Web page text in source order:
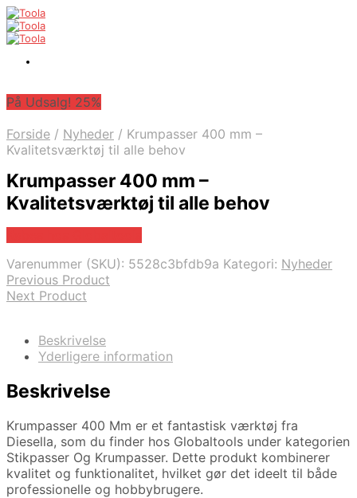
På Udsalg! 25%
Forside / Nyheder / Krumpasser 400 mm –
Kvalitetsværktøj til alle behov
Krumpasser 400 mm –
Kvalitetsværktøj til alle behov
Varenummer (SKU): 5528c3bfdb9a Kategori: Nyheder
Previous Product
Next Product
Beskrivelse
Yderligere information
Beskrivelse
Krumpasser 400 Mm er et fantastisk værktøj fra
Diesella, som du finder hos Globaltools under kategorien
Stikpasser Og Krumpasser. Dette produkt kombinerer
kvalitet og funktionalitet, hvilket gør det ideelt til både
professionelle og hobbybrugere.